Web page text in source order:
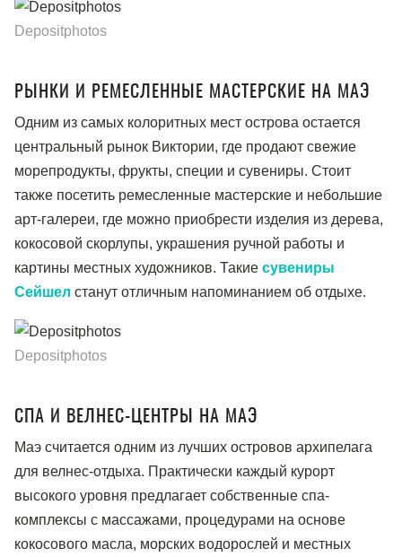
Depositphotos
РЫНКИ И РЕМЕСЛЕННЫЕ МАСТЕРСКИЕ НА МАЭ
Одним из самых колоритных мест острова остается
центральный рынок Виктории, где продают свежие
морепродукты, фрукты, специи и сувениры. Стоит
также посетить ремесленные мастерские и небольшие
арт-галереи, где можно приобрести изделия из дерева,
кокосовой скорлупы, украшения ручной работы и
картины местных художников. Такие сувениры
Сейшел станут отличным напоминанием об отдыхе.
Depositphotos
СПА И ВЕЛНЕС-ЦЕНТРЫ НА МАЭ
Маэ считается одним из лучших островов архипелага
для велнес-отдыха. Практически каждый курорт
высокого уровня предлагает собственные спа-
комплексы с массажами, процедурами на основе
кокосового масла, морских водорослей и местных